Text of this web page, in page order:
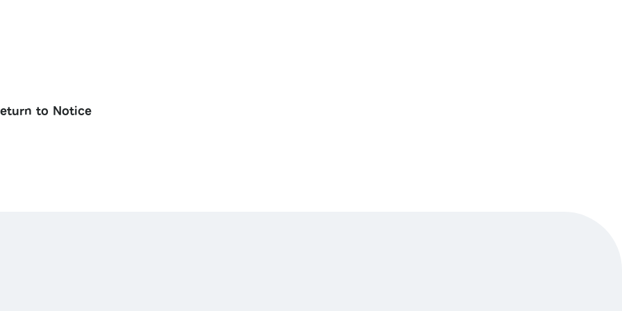
to Notice